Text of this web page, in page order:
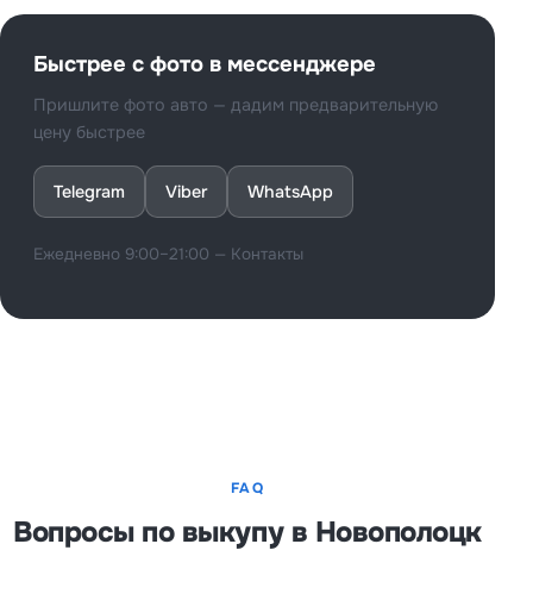
Быстрее с фото в мессенджере
Пришлите фото авто — дадим предварительную
цену быстрее
Telegram Viber WhatsApp
Ежедневно 9:00–21:00 — Контакты
FAQ
Вопросы по выкупу в Новополоцк